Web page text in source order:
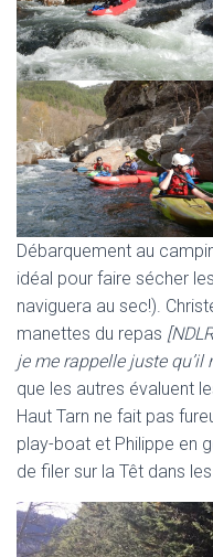
Débarquement au
idéal pour faire sécher
naviguera au sec!).
manettes du repas
je me rappelle juste qu’il
que les autres évaluent
Haut Tarn ne fait pas
play-boat et Philippe en
de filer sur la Têt dans